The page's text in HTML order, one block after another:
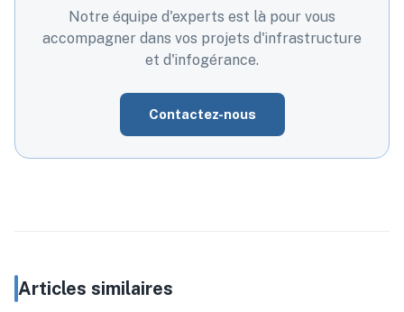
Notre équipe d'experts est là pour vous
accompagner dans vos projets d'infrastructure
et d'infogérance.
Contactez-nous
Articles similaires